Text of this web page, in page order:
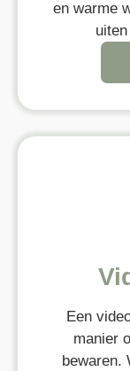
en warme
Een
manier
bewaren.